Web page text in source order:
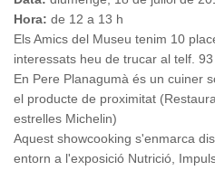
Hora: de 12 a 13 h
Els Amics del Museu tenim 10
interessats heu de trucar al telf.
En Pere Planagumà és un cuiner
el producte de proximitat
estrelles Michelin)
Aquest showcooking s'enmarca
entorn a l'exposició Nutrició,